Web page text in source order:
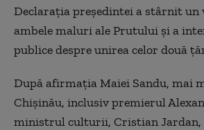
Declaraţia preşedintei a stârnit un
ambele maluri ale Prutului şi a
publice despre unirea celor două
După afirmaţia Maiei Sandu, mai
Chişinău, inclusiv premierul
ministrul culturii, Cristian Jardan,